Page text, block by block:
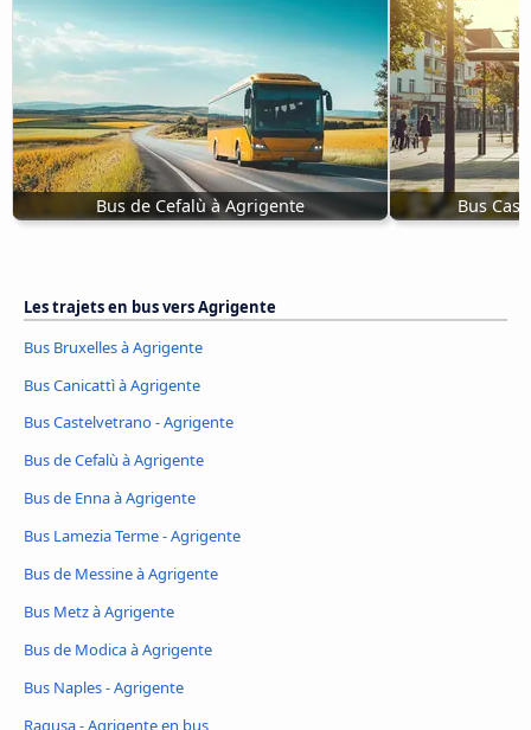
Bus de Cefalù à Agrigente Bus
Les trajets en bus vers Agrigente
Bus Bruxelles à Agrigente
Bus Canicattì à Agrigente
Bus Castelvetrano - Agrigente
Bus de Cefalù à Agrigente
Bus de Enna à Agrigente
Bus Lamezia Terme - Agrigente
Bus de Messine à Agrigente
Bus Metz à Agrigente
Bus de Modica à Agrigente
Bus Naples - Agrigente
Ragusa - Agrigente en bus